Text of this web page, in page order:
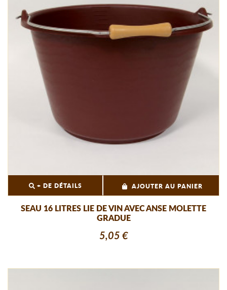
+ DE DÉTAILS AJOUTER AU PANIER
SEAU 16 LITRES LIE DE VIN AVEC ANSE MOLETTE
GRADUE
5,05 €